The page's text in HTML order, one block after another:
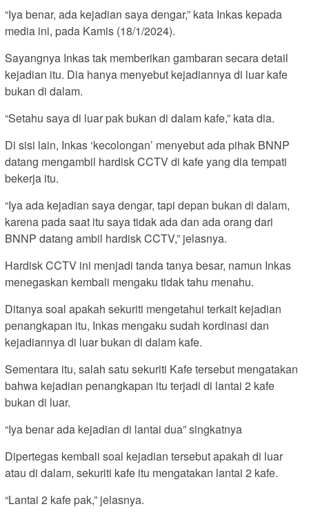
“Iya benar, ada kejadian saya dengar,” kata Inkas kepada
media ini, pada Kamis (18/1/2024).
Sayangnya Inkas tak memberikan gambaran secara detail
kejadian itu. Dia hanya menyebut kejadiannya di luar kafe
bukan di dalam.
“Setahu saya di luar pak bukan di dalam kafe,” kata dia.
Di sisi lain, Inkas ‘kecolongan’ menyebut ada pihak BNNP
datang mengambil hardisk CCTV di kafe yang dia tempati
bekerja itu.
“Iya ada kejadian saya dengar, tapi depan bukan di dalam,
karena pada saat itu saya tidak ada dan ada orang dari
BNNP datang ambil hardisk CCTV,” jelasnya.
Hardisk CCTV ini menjadi tanda tanya besar, namun Inkas
menegaskan kembali mengaku tidak tahu menahu.
Ditanya soal apakah sekuriti mengetahui terkait kejadian
penangkapan itu, Inkas mengaku sudah kordinasi dan
kejadiannya di luar bukan di dalam kafe.
Sementara itu, salah satu sekuriti Kafe tersebut mengatakan
bahwa kejadian penangkapan itu terjadi di lantai 2 kafe
bukan di luar.
“Iya benar ada kejadian di lantai dua” singkatnya
Dipertegas kembali soal kejadian tersebut apakah di luar
atau di dalam, sekuriti kafe itu mengatakan lantai 2 kafe.
“Lantai 2 kafe pak,” jelasnya.